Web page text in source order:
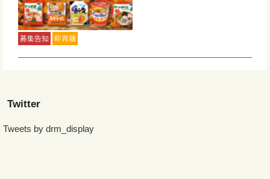
募集告知 即席麺
Twitter
Tweets by drm_display